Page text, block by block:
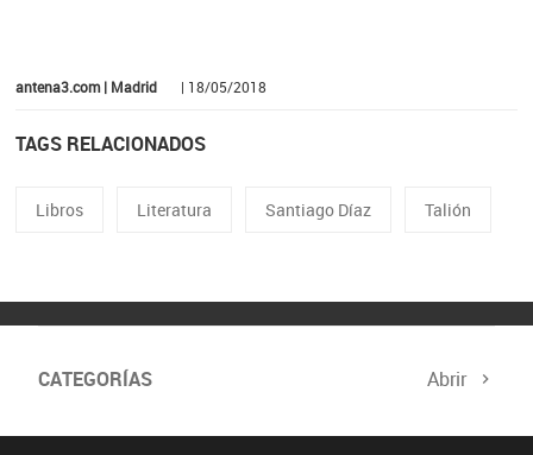
antena3.com | Madrid | 18/05/2018
TAGS RELACIONADOS
Libros Literatura Santiago Díaz Talión
CATEGORÍAS Abrir